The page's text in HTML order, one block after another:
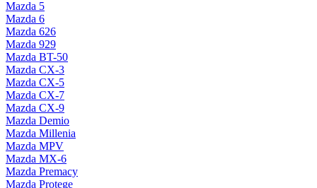
Mazda 5
Mazda 6
Mazda 626
Mazda 929
Mazda BT-50
Mazda CX-3
Mazda CX-5
Mazda CX-7
Mazda CX-9
Mazda Demio
Mazda Millenia
Mazda MPV
Mazda MX-6
Mazda Premacy
Mazda Protege